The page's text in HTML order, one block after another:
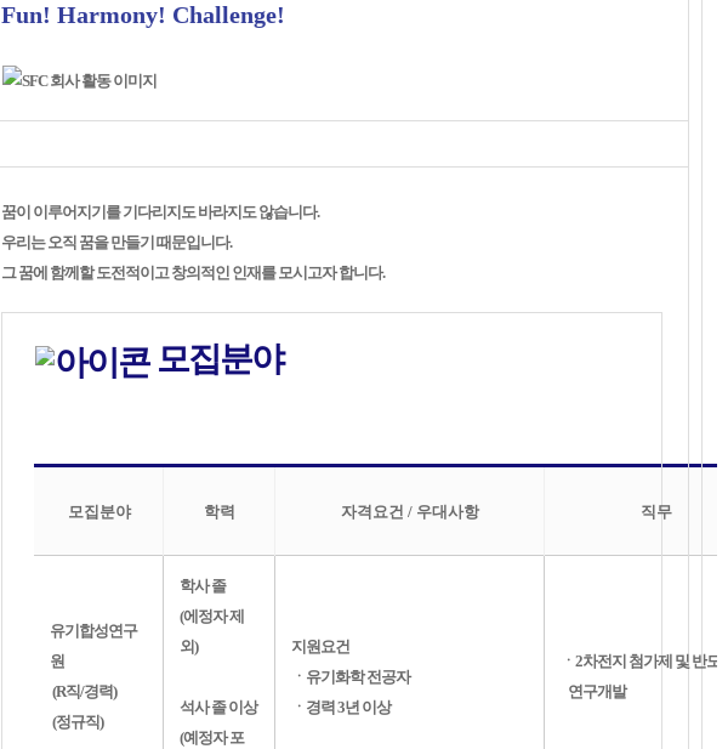
Fun! Harmony! Challenge!
꿈이 이루어지기를 기다리지도 바라지도 않습니다.
우리는 오직 꿈을 만들기 때문입니다.
그 꿈에 함께할 도전적이고 창의적인 인재를 모시고자 합니다.
모집분야
모집분야 학력 자격요건 / 우대사항 직무
유기합성연구
원
(R직/경력)
(정규직)
학사 졸
(에정자 제
외)
석사 졸 이상
(예정자 포
지원요건
ㆍ유기화학 전공자
ㆍ경력 3년 이상
ㆍ2차전지 첨가제 및 반도체
연구개발